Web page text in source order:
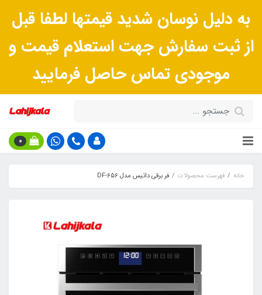
به دلیل نوسان شدید قیمتها لطفا قبل
از ثبت سفارش جهت استعلام قیمت و
موجودی تماس حاصل فرمایید
0
خانه فهرست محصولات فر برقی داتیس مدل DF-656